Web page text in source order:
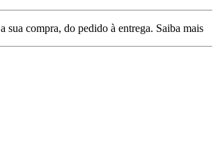
a sua compra, do pedido à entrega. Saiba mais